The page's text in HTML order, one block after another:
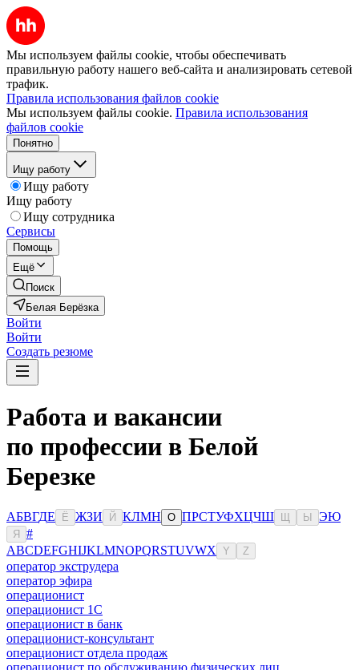
Мы используем файлы cookie, чтобы обеспечивать
правильную работу нашего веб-сайта и анализировать сетевой
трафик.
Правила использования файлов cookie
Мы используем файлы cookie. Правила использования
файлов cookie
Понятно
Ищу работу
Ищу работу
Ищу работу
Ищу сотрудника
Сервисы
Помощь
Ещё
Поиск
Белая Берёзка
Войти
Войти
Создать резюме
Работа и вакансии
по профессии в Белой
Березке
АБВГДЕ Ё ЖЗИ Й КЛМН О ПРСТУФХЦЧШ Ы ЭЮ
Я
#
ABCDEFGHIJKLMNOPQRSTUVWX Y Z
оператор экструдера
оператор эфира
операционист
операционист 1С
операционист в банк
операционист-консультант
операционист отдела продаж
операционист по обслуживанию физических лиц